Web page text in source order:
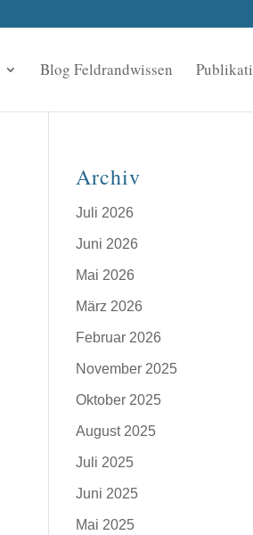
Blog Feldrandwissen
Archiv
Juli 2026
Juni 2026
Mai 2026
März 2026
Februar 2026
November 2025
Oktober 2025
August 2025
Juli 2025
Juni 2025
Mai 2025